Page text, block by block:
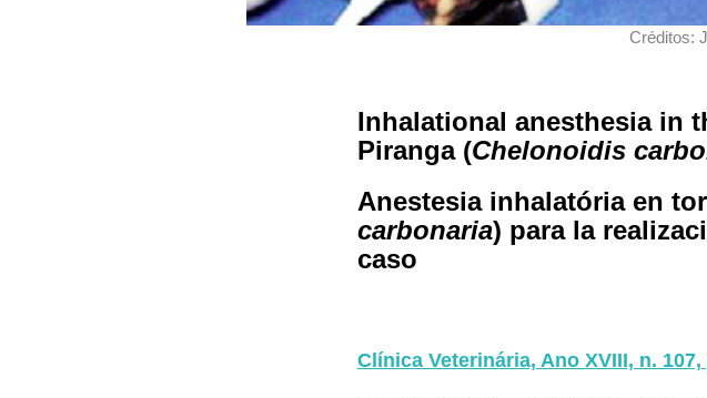
Créditos:
Inhalational anesthesia in
Piranga (Chelonoidis
Anestesia inhalatória en
carbonaria) para la
caso
Clínica Veterinária, Ano XVIII, n. 107,